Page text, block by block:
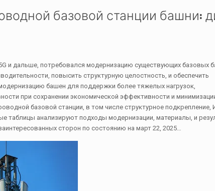
базовой станции башни:
и дальше, потребовался модернизацию существующих базовых
повысить структурную целостность, и обеспечить
башен для поддержки более тяжелых нагрузок,
при сохранении экономической эффективности и
базовой станции, в том числе структурное подкрепление,
таблицы анализируют подходы модернизации, материалы, и
сторон по состоянию на март 22, 2025…